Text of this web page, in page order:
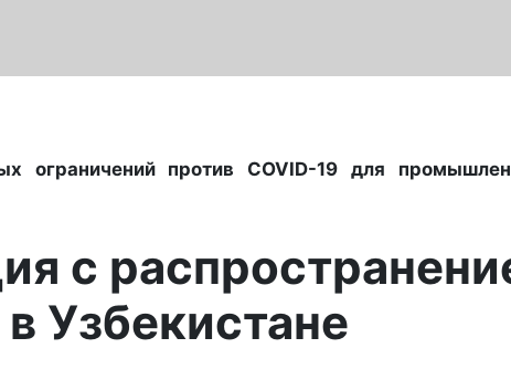
ограничений против COVID-19 для
с
Узбекистане